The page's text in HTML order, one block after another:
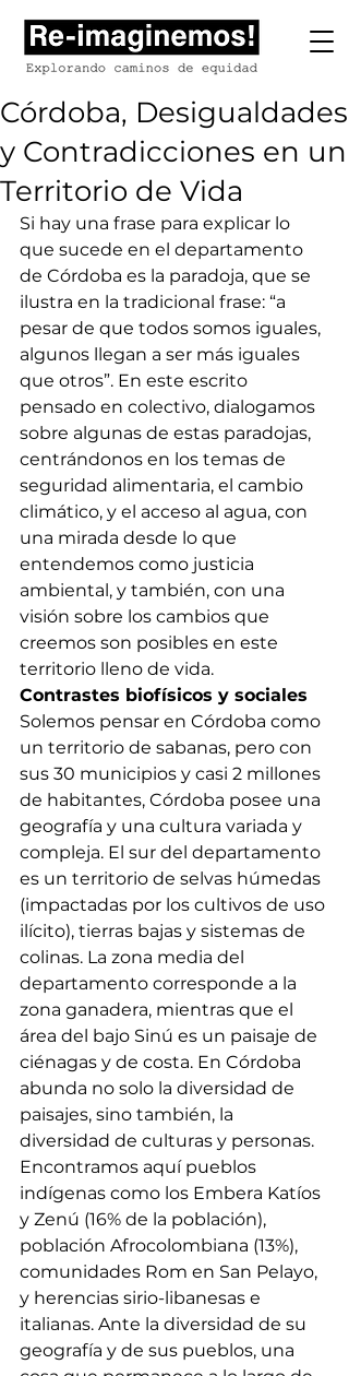
Córdoba, Desigualdades
y Contradicciones en un
Territorio de Vida
Si hay una frase para explicar lo
que sucede en el departamento
de Córdoba es la paradoja, que se
ilustra en la tradicional frase: “a
pesar de que todos somos iguales,
algunos llegan a ser más iguales
que otros”. En este escrito
pensado en colectivo, dialogamos
sobre algunas de estas paradojas,
centrándonos en los temas de
seguridad alimentaria, el cambio
climático, y el acceso al agua, con
una mirada desde lo que
entendemos como justicia
ambiental, y también, con una
visión sobre los cambios que
creemos son posibles en este
territorio lleno de vida.
Contrastes biofísicos y sociales
Solemos pensar en Córdoba como
un territorio de sabanas, pero con
sus 30 municipios y casi 2 millones
de habitantes, Córdoba posee una
geografía y una cultura variada y
compleja. El sur del departamento
es un territorio de selvas húmedas
(impactadas por los cultivos de uso
ilícito), tierras bajas y sistemas de
colinas. La zona media del
departamento corresponde a la
zona ganadera, mientras que el
área del bajo Sinú es un paisaje de
ciénagas y de costa. En Córdoba
abunda no solo la diversidad de
paisajes, sino también, la
diversidad de culturas y personas.
Encontramos aquí pueblos
indígenas como los Embera Katíos
y Zenú (16% de la población),
población Afrocolombiana (13%),
comunidades Rom en San Pelayo,
y herencias sirio-libanesas e
italianas. Ante la diversidad de su
geografía y de sus pueblos, una